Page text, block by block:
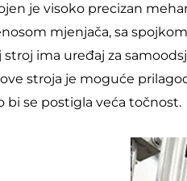
je visoko precizan
mjenjača, sa
stroj ima uređaj za
stroja je moguće
bi se postigla veća točnost.